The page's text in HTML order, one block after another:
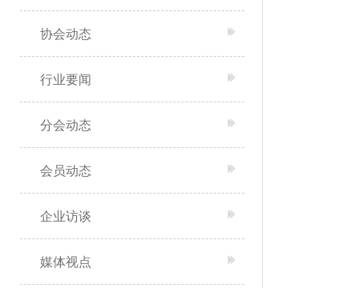
协会动态
行业要闻
分会动态
会员动态
企业访谈
媒体视点